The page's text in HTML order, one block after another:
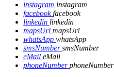
instagram instagram
facebookfacebook
linkedin linkedin
mapsUrl mapsUrl
whatsApp whatsApp
smsNumbersmsNumber
eMail eMail
phoneNumberphoneNumber